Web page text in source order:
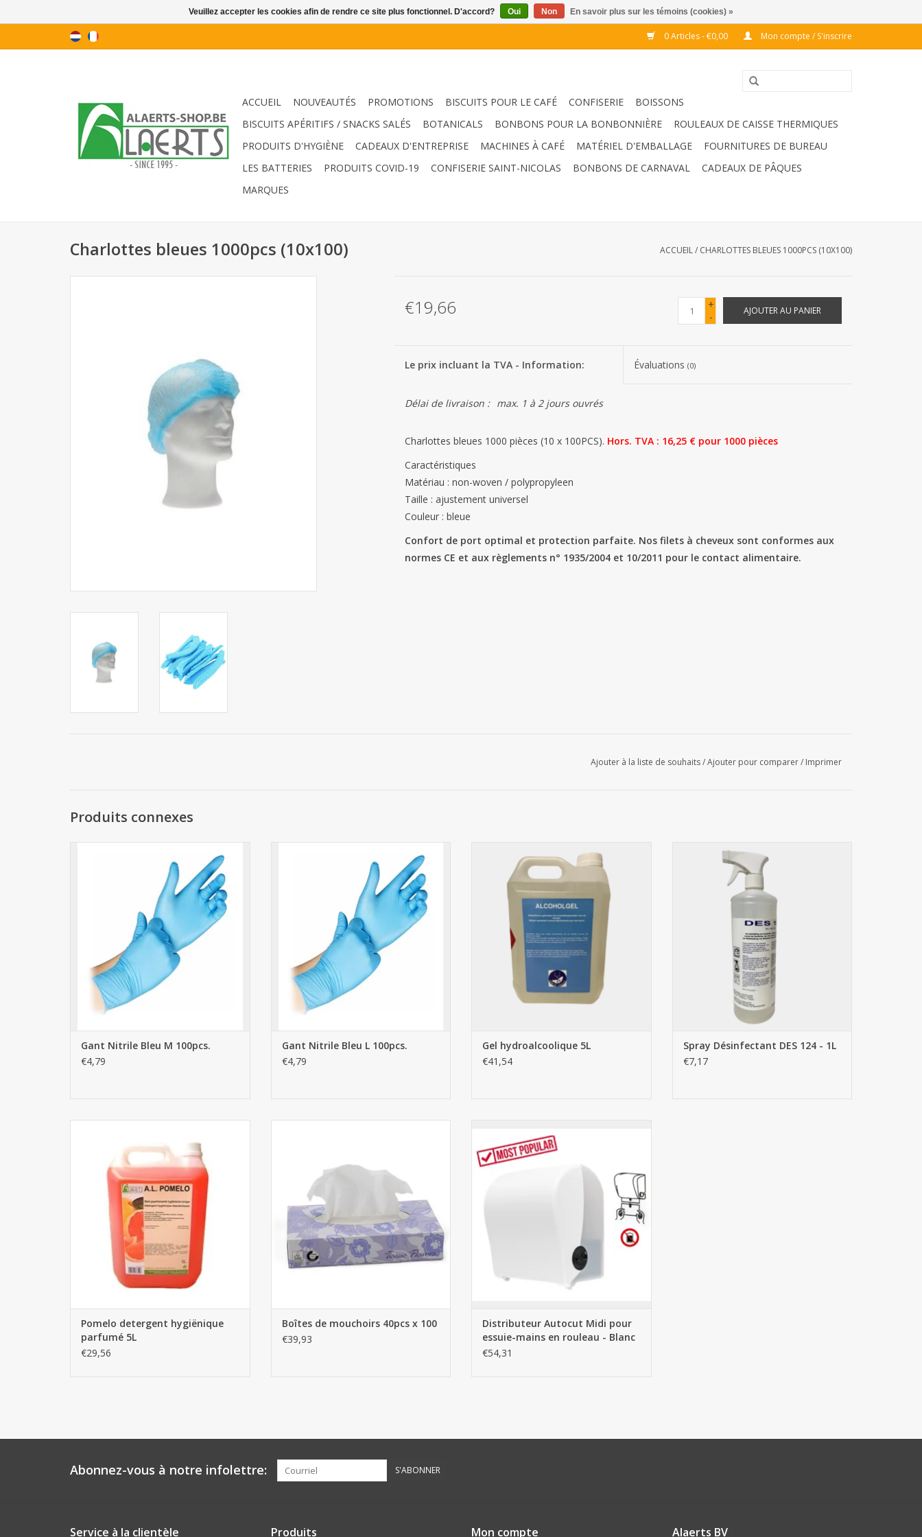
0 Articles - €0,00 Mon compte / S'inscrire
ACCUEIL NOUVEAUTÉS PROMOTIONS BISCUITS POUR LE CAFÉ CONFISERIE
BOISSONS
BISCUITS APÉRITIFS / SNACKS SALÉS
BOTANICALS BONBONS POUR LA BONBONNIÈRE
ROULEAUX DE CAISSE THERMIQUES
PRODUITS D'HYGIÈNE
CADEAUX D'ENTREPRISE MACHINES À CAFÉ MATÉRIEL D'EMBALLAGE
FOURNITURES DE BUREAU
LES BATTERIES
PRODUITS COVID-19 CONFISERIE SAINT-NICOLAS BONBONS DE CARNAVAL
CADEAUX DE PÂQUES
MARQUES
Charlottes bleues 1000pcs (10x100) ACCUEIL/ CHARLOTTES BLEUES 1000PCS (10X100)
€19,66
+
-
AJOUTER AU PANIER
Le prix incluant la TVA - Information: Évaluations(0)
Délai de livraison : max. 1 à 2 jours ouvrés
Charlottes bleues 1000 pièces (10 x 100PCS). Hors. TVA : 16,25 € pour 1000 pièces
Caractéristiques
Matériau : non-woven / polypropyleen
Taille : ajustement universel
Couleur : bleue
Confort de port optimal et protection parfaite. Nos filets à cheveux sont conformes aux
normes CE et aux règlements n° 1935/2004 et 10/2011 pour le contact alimentaire.
Ajouter à la liste de souhaits/Ajouter pour comparer/ Imprimer
Produits connexes
AJOUTER AU PANIER
Gant Nitrile Bleu M 100pcs.
€4,79
AJOUTER AU PANIER
Gant Nitrile Bleu L 100pcs.
€4,79
AJOUTER AU PANIER
Gel hydroalcoolique 5L
€41,54
Spray Désinfectant DES 124 - 1L
AJOUTER AU PANIER
Spray Désinfectant DES 124 - 1L
€7,17
AJOUTER AU PANIER
Pomelo detergent hygiënique
parfumé 5L
€29,56
Boîtes de mouchoirs 40pcs x 100
€39,93
mains en rouleau - Blanc
AJOUTER AU PANIER
Distributeur Autocut Midi pour
essuie-mains en rouleau - Blanc
€54,31
Abonnez-vous à notre infolettre: S'ABONNER
Service à la clientèle Produits Mon compte Alaerts BV
Veuillez accepter les cookies afin de rendre ce site plus fonctionnel. D'accord? Oui Non En savoir plus sur les témoins (cookies) »